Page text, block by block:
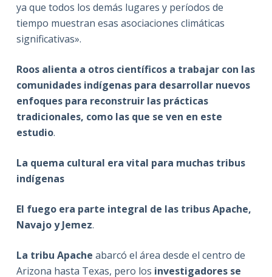
ya que todos los demás lugares y períodos de
tiempo muestran esas asociaciones climáticas
significativas».
Roos alienta a otros científicos a trabajar con las
comunidades indígenas para desarrollar nuevos
enfoques para reconstruir las prácticas
tradicionales, como las que se ven en este
estudio.
La quema cultural era vital para muchas tribus
indígenas
El fuego era parte integral de las tribus Apache,
Navajo y Jemez.
La tribu Apache abarcó el área desde el centro de
Arizona hasta Texas, pero los investigadores se